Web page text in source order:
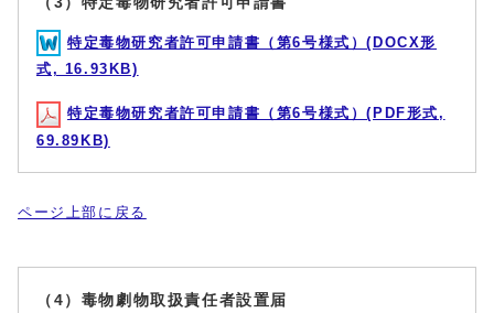
特定毒物研究者許可申請書（第6号様式）(DOCX形
式, 16.93KB)
特定毒物研究者許可申請書（第6号様式）(PDF形式,
69.89KB)
ページ上部に戻る
（4）毒物劇物取扱責任者設置届